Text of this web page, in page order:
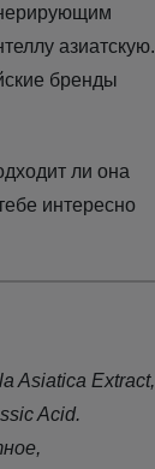
азиатскую.
бренды
ли она
интересно
Asiatica Extract,
Acid.